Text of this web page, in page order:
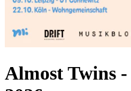
Almost Twins -